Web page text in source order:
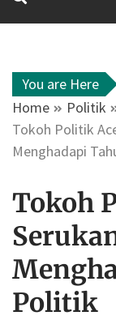
You are Here
Home
Politik
Tokoh Politik
Menghadapi
Tokoh
Politik